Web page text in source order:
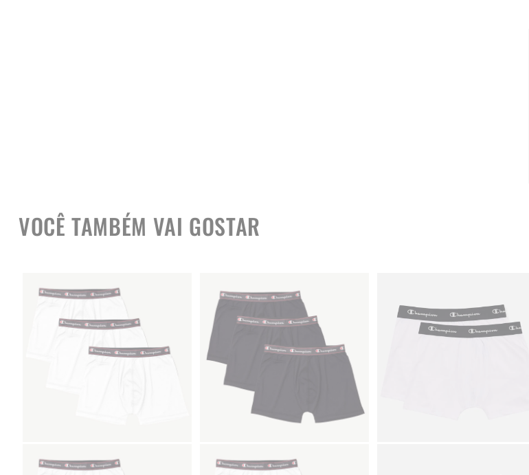
VOCÊ TAMBÉM VAI GOSTAR